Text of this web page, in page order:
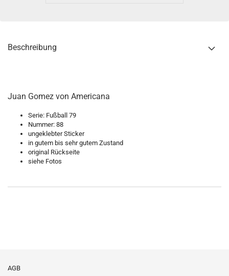
Beschreibung
Juan Gomez von Americana
Serie: Fußball 79
Nummer: 88
ungeklebter Sticker
in gutem bis sehr gutem Zustand
original Rückseite
siehe Fotos
AGB